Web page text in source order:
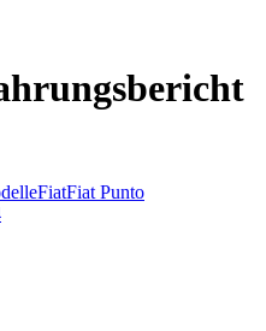
FiatFiat Punto